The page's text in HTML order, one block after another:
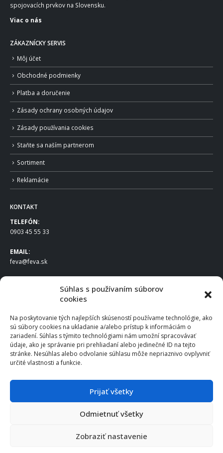
Súhlas s používaním súborov
cookies
Na poskytovanie tých najlepších skúseností používame technológie, ako
sú súbory cookies na ukladanie a/alebo prístup k informáciám o
zariadení. Súhlas s týmito technológiami nám umožní spracovávať
údaje, ako je správanie pri prehliadaní alebo jedinečné ID na tejto
stránke. Nesúhlas alebo odvolanie súhlasu môže nepriaznivo ovplyvniť
určité vlastnosti a funkcie.
Prijať všetky
Odmietnuť všetky
Zobraziť nastavenie
spojovacích prvkov na Slovensku.
Viac o nás
ZÁKAZNÍCKY SERVIS
Môj účet
Obchodné podmienky
Platba a doručenie
Zásady ochrany osobných údajov
Zásady používania cookies
Staňte sa naším partnerom
Sortiment
Reklamácie
KONTAKT
TELEFÓN:
0903 45 55 33
EMAIL:
feva@feva.sk
FEVA Slovakia SK s.r.o.
831 04 Bratislava
IČO: 50922688
DIČ: 2120539388
IČ DPH: SK2120539388
Po – Pia: 8:00 – 16:30